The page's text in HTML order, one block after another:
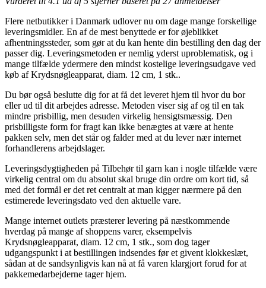
Flere netbutikker i Danmark udlover nu om dage mange forskellige
leveringsmidler. En af de mest benyttede er for øjeblikket
afhentningssteder, som gør at du kan hente din bestilling den dag der
passer dig. Leveringsmetoden er nemlig yderst uproblematisk, og i
mange tilfælde ydermere den mindst kostelige leveringsudgave ved
køb af Krydsnøgleapparat, diam. 12 cm, 1 stk..
Du bør også beslutte dig for at få det leveret hjem til hvor du bor
eller ud til dit arbejdes adresse. Metoden viser sig af og til en tak
mindre prisbillig, men desuden virkelig hensigtsmæssig. Den
prisbilligste form for fragt kan ikke benægtes at være at hente
pakken selv, men det står og falder med at du lever nær internet
forhandlerens arbejdslager.
Leveringsdygtigheden på Tilbehør til garn kan i nogle tilfælde være
virkelig central om du absolut skal bruge din ordre om kort tid, så
med det formål er det ret centralt at man kigger nærmere på den
estimerede leveringsdato ved den aktuelle vare.
Mange internet outlets præsterer levering på næstkommende
hverdag på mange af shoppens varer, eksempelvis
Krydsnøgleapparat, diam. 12 cm, 1 stk., som dog tager
udgangspunkt i at bestillingen indsendes før et givent klokkeslæt,
sådan at de sandsynligvis kan nå at få varen klargjort forud for at
pakkemedarbejderne tager hjem.